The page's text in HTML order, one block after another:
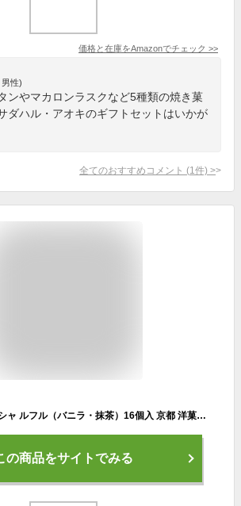
価格と在庫をAmazonでチェック >>
性)
ンやマカロンラスクなど5種類の焼き菓
ダハル・アオキのギフトセットはいかが
全てのおすすめコメント (1 件) >
お花の形のラングドシャ ルフル（バニラ・抹茶）16個入 京都 洋菓子 焼菓子 ハート型 ラングドシャ スイーツ ギフト お中元 御中元 お菓子 プレゼント 内祝い 手土産 詰め合わせ 個包装 お祝い お返し 誕生日 お取り寄せ のし 出産祝 お土産 セット ハート 花びら
の商品をサイトでみる